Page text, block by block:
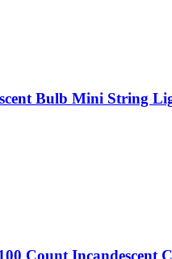
Bulb Mini String
Count